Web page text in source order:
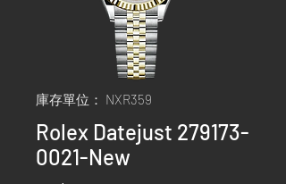
庫存單位： NXR359
Rolex Datejust 279173-
0021-New